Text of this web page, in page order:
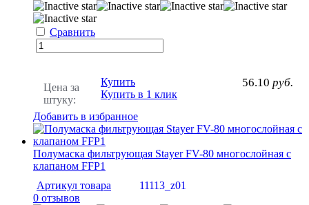
Сравнить
Цена за
штуку:
56.10 руб.
Купить
Купить в 1 клик
Добавить в избранное
Полумаска фильтрующая Stayer FV-80 многослойная с
клапаном FFP1
Артикул товара
11113_z01
0 отзывов